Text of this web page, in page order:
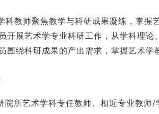
科教师聚焦教学与科研成果凝练，掌
开展艺术学专业科研工作，从学科理
围绕科研成果的产出需求，掌握艺术
院所艺术学科专任教师、相近专业教师